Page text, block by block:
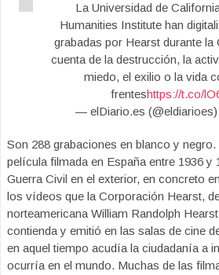
La Universidad de
Humanities Institute han
grabadas por Hearst durante la
cuenta de la destrucción, la
miedo, el exilio o la vida
frenteshttps://t.co/
— elDiario.es (@eldiarioes)
Son 288 grabaciones en blanco y
película filmada en España entre 1936 y
Guerra Civil en el exterior, en concreto
los vídeos que la Corporación Hearst,
norteamericana William Randolph
contienda y emitió en las salas de cine
en aquel tiempo acudía la ciudadanía a
ocurría en el mundo. Muchas de las